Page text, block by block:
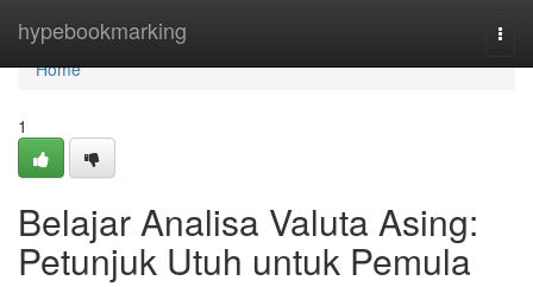
hypebookmarking
Home
Home
1
Belajar Analisa Valuta Asing:
Petunjuk Utuh untuk Pemula